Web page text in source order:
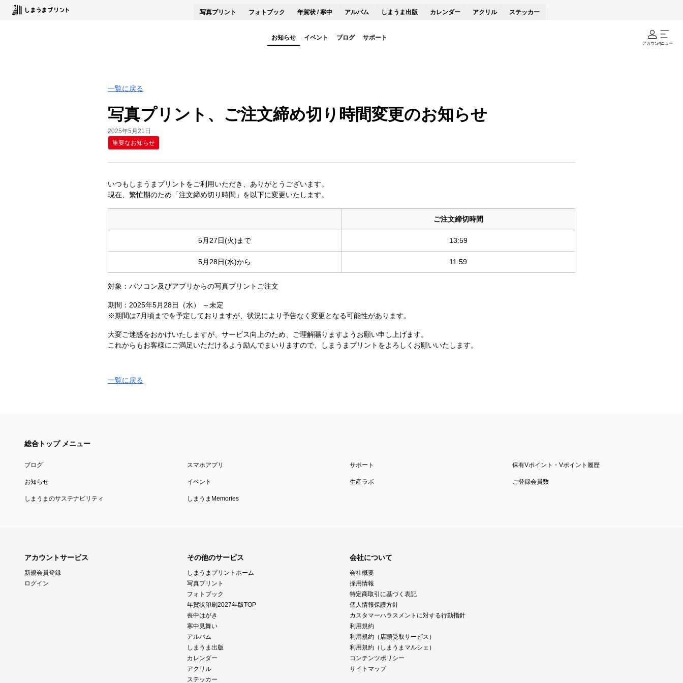
写真プリント フォトブック 年賀状 / 寒中 アルバム しまうま出版 カレンダー アクリル ステッカー
お知らせ イベント ブログ サポート
アカウントメニュー
一覧に戻る
写真プリント、ご注文締め切り時間変更のお知らせ
2025年5月21日
重要なお知らせ
いつもしまうまプリントをご利用いただき、ありがとうございます。
現在、繁忙期のため「注文締め切り時間」を以下に変更いたします。
ご注文締切時間
5月27日(火)まで 13:59
5月28日(水)から 11:59
対象：パソコン及びアプリからの写真プリントご注文
期間：2025年5月28日（水） ～未定
※期間は7月頃までを予定しておりますが、状況により予告なく変更となる可能性があります。
大変ご迷惑をおかけいたしますが、サービス向上のため、ご理解賜りますようお願い申し上げます。
これからもお客様にご満足いただけるよう励んでまいりますので、しまうまプリントをよろしくお願いいたします。
一覧に戻る
総合トップ メニュー
ブログ スマホアプリ サポート 保有Vポイント・Vポイント履歴
お知らせ イベント 生産ラボ ご登録会員数
しまうまのサステナビリティ しまうまMemories
アカウントサービス
新規会員登録
ログイン
その他のサービス
しまうまプリントホーム
写真プリント
フォトブック
年賀状印刷2027年版TOP
喪中はがき
寒中見舞い
アルバム
しまうま出版
カレンダー
アクリル
ステッカー
会社について
会社概要
採用情報
特定商取引に基づく表記
個人情報保護方針
カスタマーハラスメントに対する行動指針
利用規約
利用規約（店頭受取サービス）
利用規約（しまうまマルシェ）
コンテンツポリシー
サイトマップ